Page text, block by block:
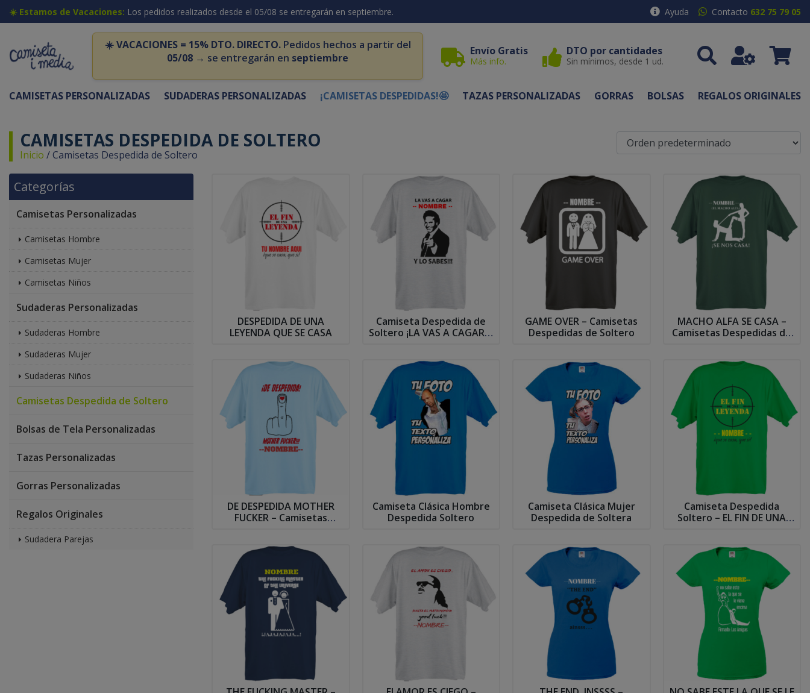
☀️ Estamos de Vacaciones: Los pedidos realizados desde el 05/08 se entregarán en septiembre. Ayuda Contacto 632 75 79 05
☀️VACACIONES = 15% DTO. DIRECTO.Pedidos hechos a partir del
05/08 → se entregarán en septiembre
Envío Gratis
Más info.
DTO por cantidades
Sin mínimos, desde 1 ud.
CAMISETAS PERSONALIZADAS SUDADERAS PERSONALIZADAS ¡CAMISETAS DESPEDIDAS!🤩 TAZAS PERSONALIZADAS GORRAS BOLSAS REGALOS ORIGINALES
CAMISETAS DESPEDIDA DE SOLTERO
Inicio /Camisetas Despedida de Soltero
Categorías
Camisetas Personalizadas
Camisetas Hombre
Camisetas Mujer
Camisetas Niños
Sudaderas Personalizadas
Sudaderas Hombre
Sudaderas Mujer
Sudaderas Niños
Camisetas Despedida de Soltero
Bolsas de Tela Personalizadas
Tazas Personalizadas
Gorras Personalizadas
Regalos Originales
Sudadera Parejas
DESPEDIDA DE UNA
LEYENDA QUE SE CASA
Camiseta Despedida de
Soltero ¡LA VAS A CAGAR Y
GAME OVER – Camisetas
Despedidas de Soltero
MACHO ALFA SE CASA –
Camisetas Despedidas de
DE DESPEDIDA MOTHER
FUCKER – Camisetas
Camiseta Clásica Hombre
Despedida Soltero
Camiseta Clásica Mujer
Despedida de Soltera
Camiseta Despedida
Soltero – EL FIN DE UNA